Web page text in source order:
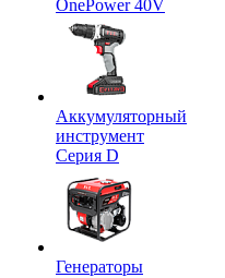
OnePower 40V
Аккумуляторный
инструмент
Серия D
Генераторы